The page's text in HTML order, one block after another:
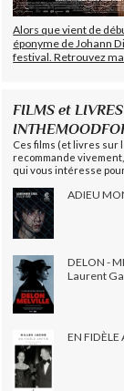
Alors que vient de
éponyme de Johann
festival. Retrouvez
FILMS et
Ces films (et livres sur
recommande
qui vous intéresse
ADIEU
DELON -
Laurent
EN